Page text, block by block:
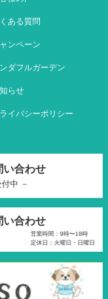
ある質問
ンペーン
ダフルガーデン
らせ
イバシーポリシー
い合わせ
中 －
い合わせ
営業時間：9時〜18時
定休日：火曜日・日曜日